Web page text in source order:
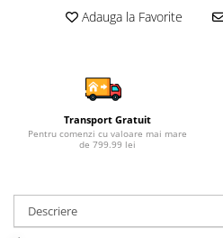
Sampon si balsam copii
Tampoane pentru San
Set Ingrijire Bebelusi
Arme de jucarie
Bucatarii copii
Carucioare papusi si accesorii
Adauga la Favorite
Transport Gratuit
Pentru comenzi cu valoare mai mare
de 799.99 lei
Descriere